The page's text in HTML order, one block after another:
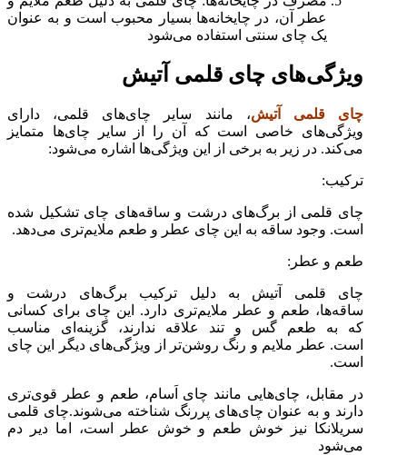
عطر آن، در چایخانه‌ها بسیار محبوب است و به عنوان
یک چای سنتی استفاده می‌شود
ویژگی‌های چای قلمی آتیش
چای قلمی آتیش، مانند سایر چای‌های قلمی، دارای
ویژگی‌های خاصی است که آن را از سایر چای‌ها متمایز
می‌کند. در زیر به برخی از این ویژگی‌ها اشاره می‌شود:
ترکیب:
چای قلمی از برگ‌های درشت و ساقه‌های چای تشکیل شده
است. وجود ساقه به این چای عطر و طعم ملایم‌تری می‌دهد.
طعم و عطر:
چای قلمی آتیش به دلیل ترکیب برگ‌های درشت و
ساقه‌ها، طعم و عطر ملایم‌تری دارد. این چای برای کسانی
که به طعم گس و تند علاقه ندارند، گزینه‌ای مناسب
است. عطر ملایم و رنگ روشن‌تر از ویژگی‌های دیگر این چای
است.
در مقابل، چای‌هایی مانند چای اَسام، طعم و عطر قوی‌تری
دارند و به عنوان چای‌های پررنگ شناخته می‌شوند.چای قلمی
سریلانکا نیز خوش طعم و خوش عطر است، اما دیر دم
می‌شود